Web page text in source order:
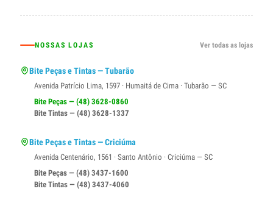
NOSSAS LOJAS Ver todas as lojas
Bite Peças e Tintas — Tubarão
Avenida Patrício Lima, 1597 · Humaitá de Cima · Tubarão — SC
Bite Peças — (48) 3628-0860
Bite Tintas — (48) 3628-1337
Bite Peças e Tintas — Criciúma
Avenida Centenário, 1561 · Santo Antônio · Criciúma — SC
Bite Peças — (48) 3437-1600
Bite Tintas — (48) 3437-4060